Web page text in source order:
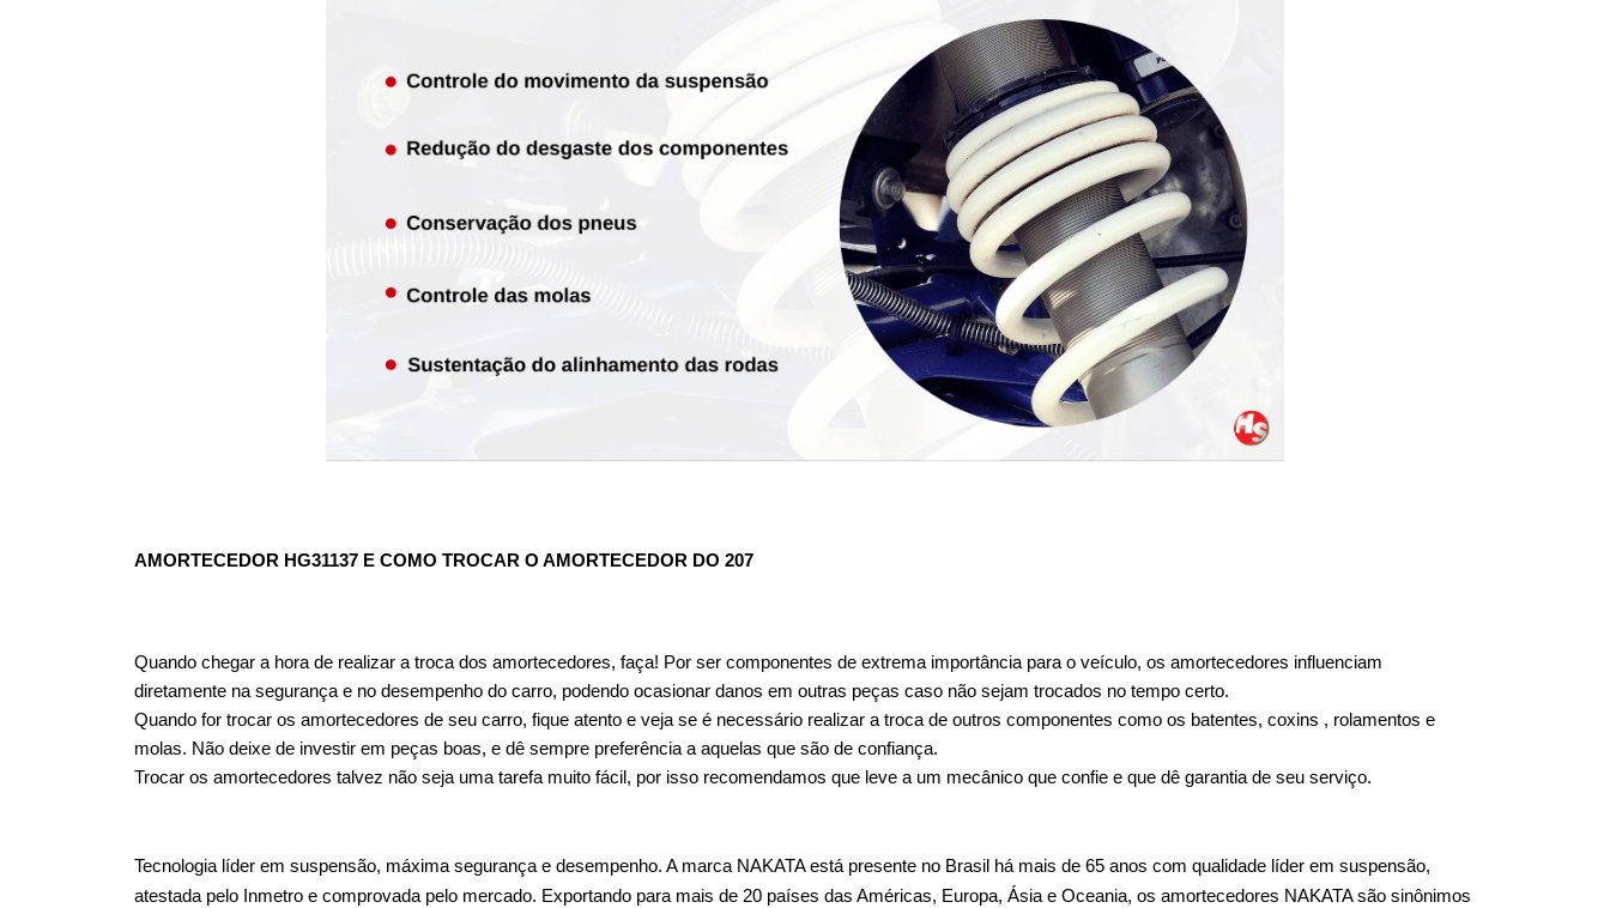
AMORTECEDOR HG31137 E COMO TROCAR O AMORTECEDOR DO 207
Quando chegar a hora de realizar a troca dos amortecedores, faça! Por ser componentes de extrema importância para o veículo, os amortecedores influenciam
diretamente na segurança e no desempenho do carro, podendo ocasionar danos em outras peças caso não sejam trocados no tempo certo.
Quando for trocar os amortecedores de seu carro, fique atento e veja se é necessário realizar a troca de outros componentes como os batentes, coxins , rolamentos e
molas. Não deixe de investir em peças boas, e dê sempre preferência a aquelas que são de confiança.
Trocar os amortecedores talvez não seja uma tarefa muito fácil, por isso recomendamos que leve a um mecânico que confie e que dê garantia de seu serviço.
Tecnologia líder em suspensão, máxima segurança e desempenho. A marca NAKATA está presente no Brasil há mais de 65 anos com qualidade líder em suspensão,
atestada pelo Inmetro e comprovada pelo mercado. Exportando para mais de 20 países das Américas, Europa, Ásia e Oceania, os amortecedores NAKATA são sinônimos